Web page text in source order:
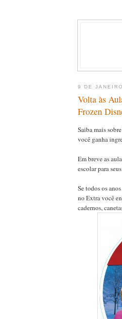
9 DE
Volta às
Frozen
Saiba mais
você ganha
Em breve as
escolar para
Se todos os
no Extra você
cadernos,